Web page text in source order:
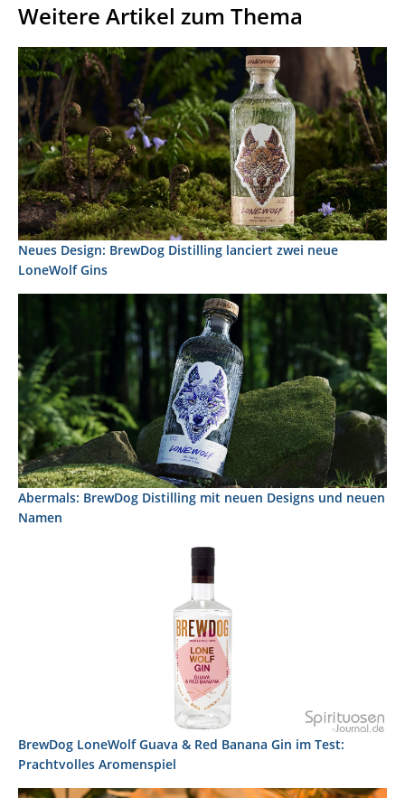
Weitere Artikel zum Thema
Neues Design: BrewDog Distilling lanciert zwei neue
LoneWolf Gins
Abermals: BrewDog Distilling mit neuen Designs und neuen
Namen
BrewDog LoneWolf Guava & Red Banana Gin im Test:
Prachtvolles Aromenspiel